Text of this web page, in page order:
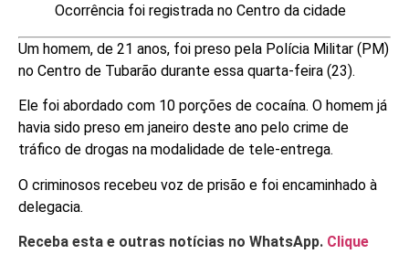
Ocorrência foi registrada no Centro da cidade
Um homem, de 21 anos, foi preso pela Polícia Militar (PM)
no Centro de Tubarão durante essa quarta-feira (23).
Ele foi abordado com 10 porções de cocaína. O homem já
havia sido preso em janeiro deste ano pelo crime de
tráfico de drogas na modalidade de tele-entrega.
O criminosos recebeu voz de prisão e foi encaminhado à
delegacia.
Receba esta e outras notícias no WhatsApp. Clique